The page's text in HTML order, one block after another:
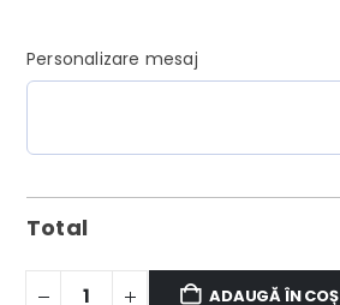
Personalizare mesaj
Total
ADAUGĂ ÎN COȘ